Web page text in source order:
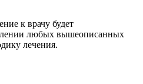
к врачу будет
любых вышеописанных
лечения.